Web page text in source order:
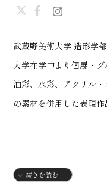
武蔵野美術大学 造形学
大学在学中より個展・グ
油彩、水彩、アクリル
の素材を併用した表現作
アーティスト／臨床美術士
続きを読む